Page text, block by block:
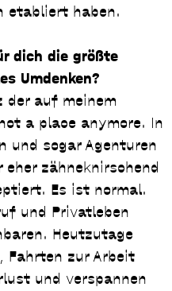
etabliert haben.
dich die größte
Umdenken?
der auf meinem
a place anymore. In
und sogar Agenturen
eher zähneknirschend
Es ist normal.
und Privatleben
Heutzutage
Fahrten zur Arbeit
und verspannen